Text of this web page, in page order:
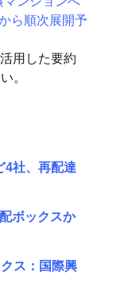
ら順次展開予
用した要約
。
4社、再配達
ボックスか
ス：国際興